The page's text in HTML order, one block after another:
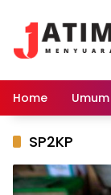
Home Umum
SP2KP